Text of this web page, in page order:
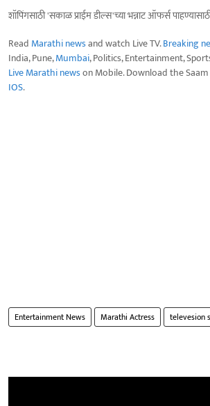
शॉपिंगसाठी 'सकाळ प्राईम डील्स'च्या भन्नाट ऑफर्स
Read Marathi newsand watch Live TV.Breaking
India, Pune,Mumbai, Politics, Entertainment,
Live Marathi newson Mobile. Download the
IOS.
Entertainment News Marathi Actress televesion